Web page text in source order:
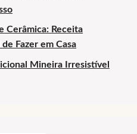
Cerâmica: Receita
Fazer em Casa
Mineira Irresistível